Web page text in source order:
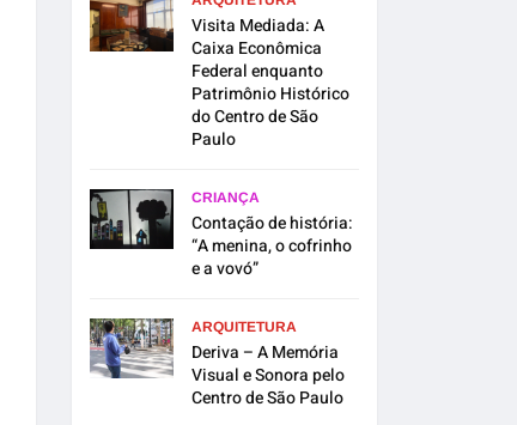
Visita Mediada: A
Caixa Econômica
Federal enquanto
Patrimônio Histórico
do Centro de São
Paulo
CRIANÇA
Contação de história:
“A menina, o cofrinho
e a vovó”
ARQUITETURA
Deriva – A Memória
Visual e Sonora pelo
Centro de São Paulo